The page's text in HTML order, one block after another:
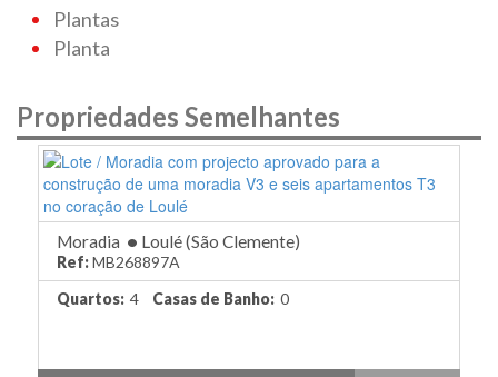
Plantas
Planta
Propriedades Semelhantes
Moradia • Loulé (São Clemente)
Ref:MB268897A
Quartos: 4 Casas de Banho: 0